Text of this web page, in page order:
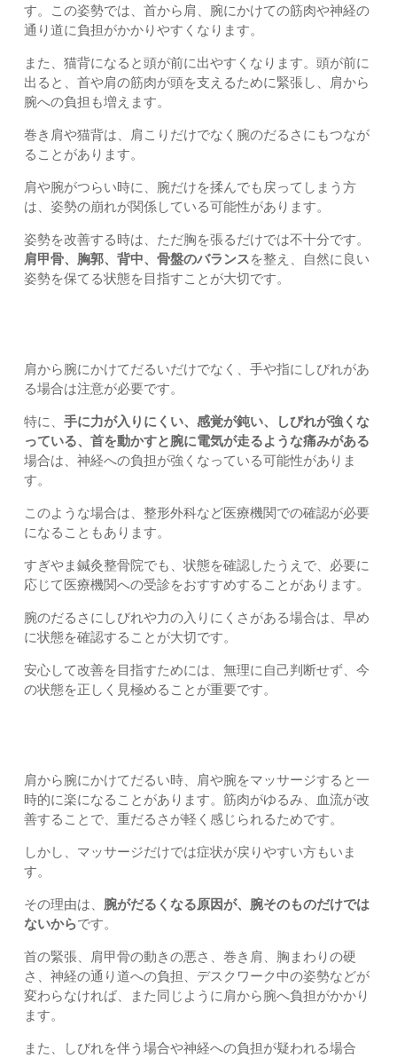
す。この姿勢では、首から肩、腕にかけての筋肉や神経の
通り道に負担がかかりやすくなります。
また、猫背になると頭が前に出やすくなります。頭が前に
出ると、首や肩の筋肉が頭を支えるために緊張し、肩から
腕への負担も増えます。
巻き肩や猫背は、肩こりだけでなく腕のだるさにもつなが
ることがあります。
肩や腕がつらい時に、腕だけを揉んでも戻ってしまう方
は、姿勢の崩れが関係している可能性があります。
姿勢を改善する時は、ただ胸を張るだけでは不十分です。
肩甲骨、胸郭、背中、骨盤のバランスを整え、自然に良い
姿勢を保てる状態を目指すことが大切です。
肩から腕にかけてだるいだけでなく、手や指にしびれがあ
る場合は注意が必要です。
特に、 手に力が入りにくい、感覚が鈍い、しびれが強くな
っている、首を動かすと腕に電気が走るような痛みがある
場合は、神経への負担が強くなっている可能性がありま
す。
このような場合は、整形外科など医療機関での確認が必要
になることもあります。
すぎやま鍼灸整骨院でも、状態を確認したうえで、必要に
応じて医療機関への受診をおすすめすることがあります。
腕のだるさにしびれや力の入りにくさがある場合は、早め
に状態を確認することが大切です。
安心して改善を目指すためには、無理に自己判断せず、今
の状態を正しく見極めることが重要です。
肩から腕にかけてだるい時、肩や腕をマッサージすると一
時的に楽になることがあります。筋肉がゆるみ、血流が改
善することで、重だるさが軽く感じられるためです。
しかし、マッサージだけでは症状が戻りやすい方もいま
す。
その理由は、 腕がだるくなる原因が、腕そのものだけでは
ないからです。
首の緊張、肩甲骨の動きの悪さ、巻き肩、胸まわりの硬
さ、神経の通り道への負担、デスクワーク中の姿勢などが
変わらなければ、また同じように肩から腕へ負担がかかり
ます。
また、しびれを伴う場合や神経への負担が疑われる場合